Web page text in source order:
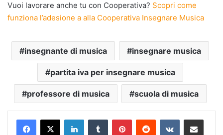
Vuoi lavorare anche tu con Cooperativa? Scopri come
funziona l’adesione a alla Cooperativa Insegnare Musica
insegnante di musica insegnare musica
partita iva per insegnare musica
professore di musica scuola di musica
LinkedInTumblr PinterestReddit VKontakteCondividi via mail